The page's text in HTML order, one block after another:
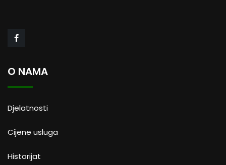
O NAMA
Djelatnosti
Cijene usluga
Historijat